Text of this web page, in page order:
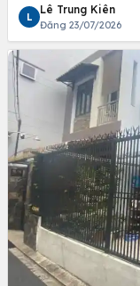
L
Lê Trung Kiên
Đăng 23/07/2026